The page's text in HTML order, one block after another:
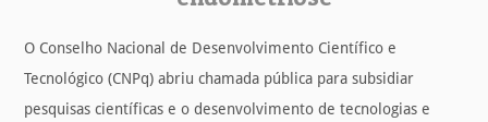
O Conselho Nacional de Desenvolvimento Científico e
Tecnológico (CNPq) abriu chamada pública para subsidiar
pesquisas científicas e o desenvolvimento de tecnologias e